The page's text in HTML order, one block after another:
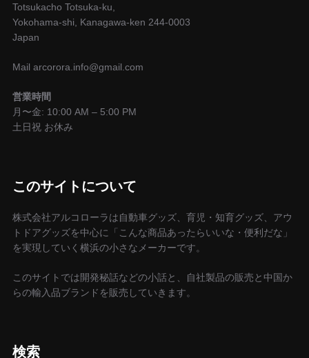
Totsukacho Totsuka-ku,
Yokohama-shi, Kanagawa-ken 244-0003
Japan
Mail arcorora.info@gmail.com
営業時間
月〜金: 10:00 AM – 5:00 PM
土日祝 お休み
このサイトについて
株式会社アルコローラは自動車グッズ、育児・知育グッズ、アウ
トドアグッズを中心に「こんな商品あったらいいな・便利だな」
を実現していく横浜の小さなメーカーです。
このサイトでは開発秘話などの小話と、自社製品の販売と中国か
らの輸入品ブランドを販売していきます。
検索